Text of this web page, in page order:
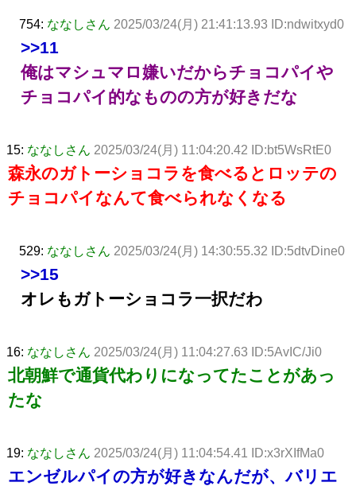
754: ななしさん 2025/03/24(月) 21:41:13.93 ID:ndwitxyd0
>>11
俺はマシュマロ嫌いだからチョコパイや
チョコパイ的なものの方が好きだな
15: ななしさん 2025/03/24(月) 11:04:20.42 ID:bt5WsRtE0
森永のガトーショコラを食べるとロッテの
チョコパイなんて食べられなくなる
529: ななしさん 2025/03/24(月) 14:30:55.32 ID:5dtvDine0
>>15
オレもガトーショコラ一択だわ
16: ななしさん 2025/03/24(月) 11:04:27.63 ID:5AvIC/Ji0
北朝鮮で通貨代わりになってたことがあっ
たな
19: ななしさん 2025/03/24(月) 11:04:54.41 ID:x3rXIfMa0
エンゼルパイの方が好きなんだが、バリエ